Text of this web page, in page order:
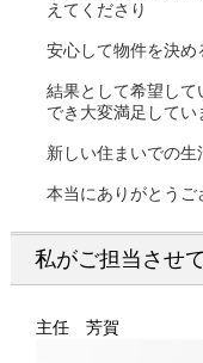
えてくださり
安心して物件を決め
結果として希望し
でき大変満足してい
新しい住まいでの生
本当にありがとうご
私がご担当させ
主任 芳賀